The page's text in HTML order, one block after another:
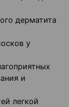
дерматита
у
и
легкой